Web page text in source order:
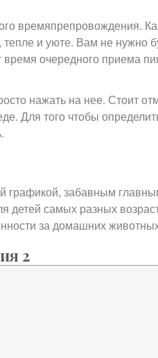
времяпрепровождения.
и уюте. Вам не нужно
время очередного приема
нажать на нее. Стоит
Для того чтобы
графикой, забавным
детей самых разных
за домашних
2